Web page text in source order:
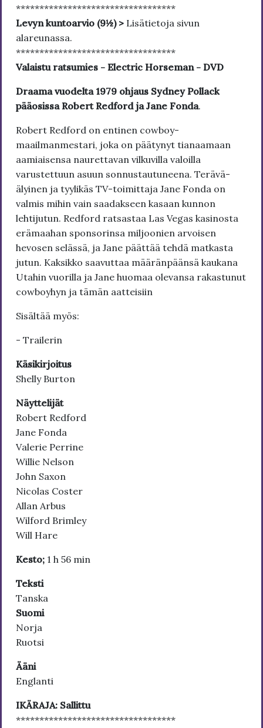
**********************************
Levyn kuntoarvio (9½) > Lisätietoja sivun
alareunassa.
**********************************
Valaistu ratsumies - Electric Horseman - DVD
Draama vuodelta 1979 ohjaus Sydney Pollack
pääosissa Robert Redford ja Jane Fonda.
Robert Redford on entinen cowboy-
maailmanmestari, joka on päätynyt tianaamaan
aamiaisensa naurettavan vilkuvilla valoilla
varustettuun asuun sonnustautuneena. Terävä-
älyinen ja tyylikäs TV-toimittaja Jane Fonda on
valmis mihin vain saadakseen kasaan kunnon
lehtijutun. Redford ratsastaa Las Vegas kasinosta
erämaahan sponsorinsa miljoonien arvoisen
hevosen selässä, ja Jane päättää tehdä matkasta
jutun. Kaksikko saavuttaa määränpäänsä kaukana
Utahin vuorilla ja Jane huomaa olevansa rakastunut
cowboyhyn ja tämän aatteisiin
Sisältää myös:
- Trailerin
Käsikirjoitus
Shelly Burton
Näyttelijät
Robert Redford
Jane Fonda
Valerie Perrine
Willie Nelson
John Saxon
Nicolas Coster
Allan Arbus
Wilford Brimley
Will Hare
Kesto; 1 h 56 min
Teksti
Tanska
Suomi
Norja
Ruotsi
Ääni
Englanti
IKÄRAJA: Sallittu
**********************************